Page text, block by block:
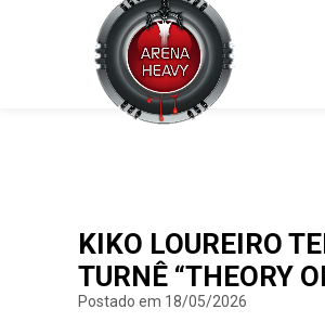
KIKO LOUREIRO
TURNÊ “THEORY
Postado em 18/05/2026